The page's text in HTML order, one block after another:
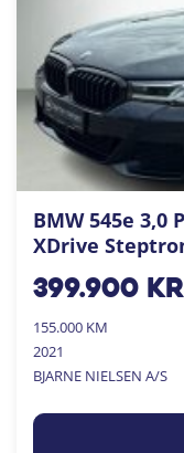
BMW 545e 3,0
XDrive
399.900kr
155.000 KM
2021
BJARNE NIELSEN A/S